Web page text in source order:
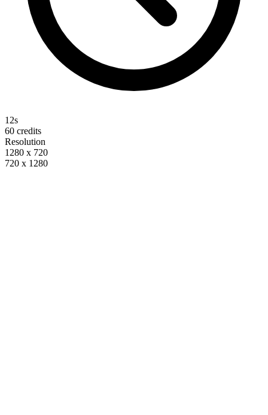
12s
60 credits
Resolution
1280 x 720
720 x 1280